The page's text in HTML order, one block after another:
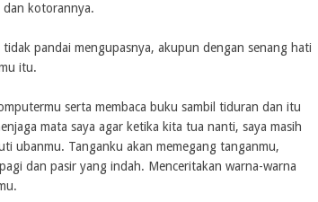
dan kotorannya.
pandai mengupasnya, akupun dengan senang hati
itu.
serta membaca buku sambil tiduran dan itu
mata saya agar ketika kita tua nanti, saya masih
ubanmu. Tanganku akan memegang tanganmu,
dan pasir yang indah. Menceritakan warna-warna